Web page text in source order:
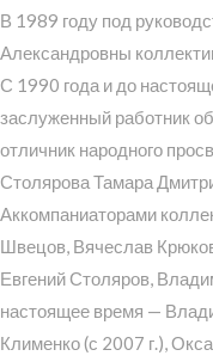
В 1989 году под
Александровны
С 1990 года и до
заслуженный работник
отличник народного
Столярова Тамара
Аккомпаниаторами
Швецов, Вячеслав
Евгений Столяров,
настоящее время —
Клименко (с 2007 г.),